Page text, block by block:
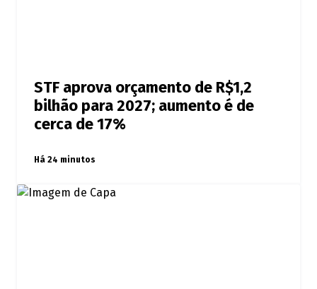
STF aprova orçamento de R$1,2
bilhão para 2027; aumento é de
cerca de 17%
Há 24 minutos